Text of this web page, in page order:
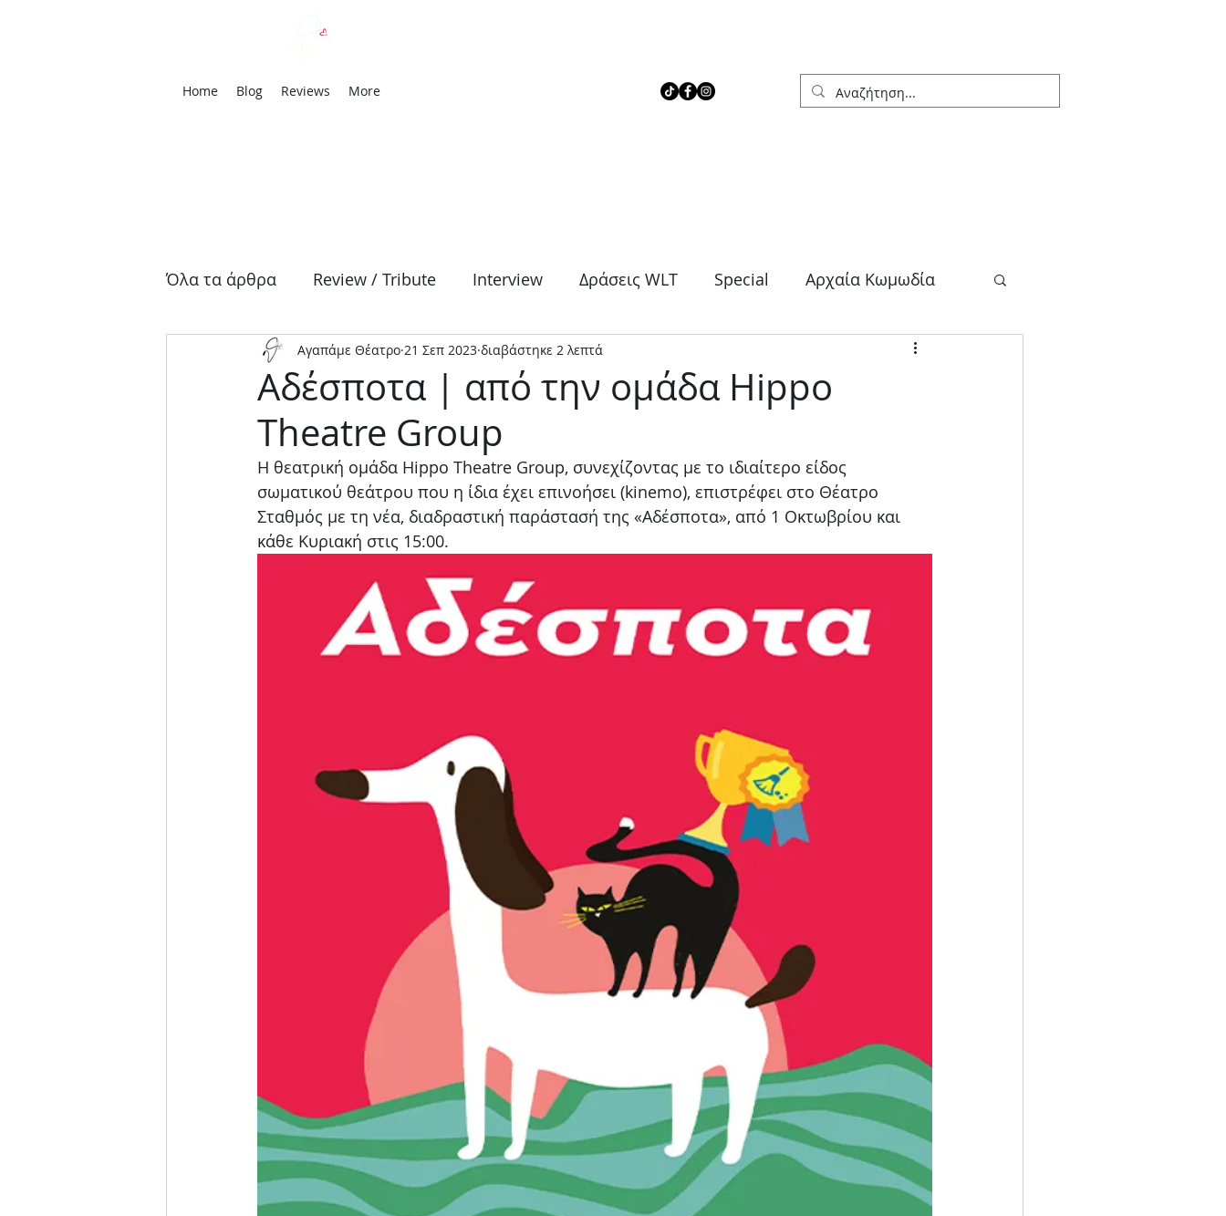
Home Blog Reviews More
Όλα τα άρθρα Review / Tribute Interview Δράσεις WLT Special Αρχαία Κωμωδία
Αρχαία Τραγωδία Δράμα Θρίλερ Κοινωνικό
Μουσική παράσταση Παιδικό Stand up
Αδέσποτα | από την ομάδα Hippo
Theatre Group
Αγαπάμε Θέατρο 21 Σεπ 2023 διαβάστηκε 2 λεπτά
Η θεατρική ομάδα Hippo Theatre Group, συνεχίζοντας με το ιδιαίτερο είδος
σωματικού θεάτρου που η ίδια έχει επινοήσει (kinemo), επιστρέφει στο Θέατρο
Σταθμός με τη νέα, διαδραστική παράστασή της «Αδέσποτα», από 1 Οκτωβρίου και
κάθε Κυριακή στις 15:00.